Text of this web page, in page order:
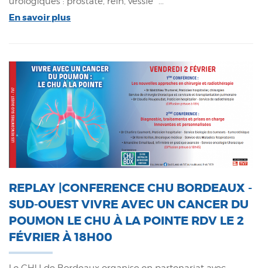
En savoir plus
REPLAY |CONFERENCE CHU BORDEAUX -
SUD-OUEST VIVRE AVEC UN CANCER DU
POUMON LE CHU À LA POINTE RDV LE 2
FÉVRIER À 18H00